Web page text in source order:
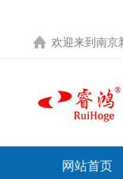
欢迎来到 南京
网站首页